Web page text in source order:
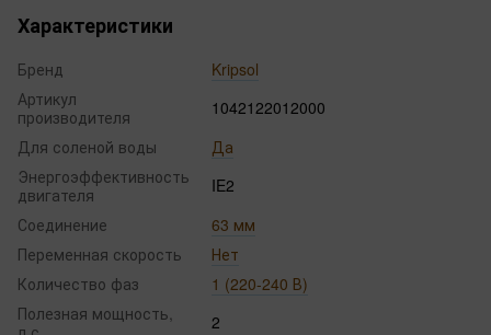
Характеристики
Бренд
Kripsol
Артикул
производителя
1042122012000
Для соленой воды
Да
Энергоэффективность
двигателя
IE2
Соединение
63 мм
Переменная скорость
Нет
Количество фаз
1 (220-240 В)
Полезная мощность,
2